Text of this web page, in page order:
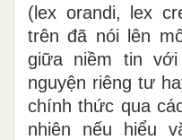
(lex orandi, lex
trên đã nói lên
giữa niềm tin
nguyện riêng tư
chính thức qua
nhiên nếu hiểu